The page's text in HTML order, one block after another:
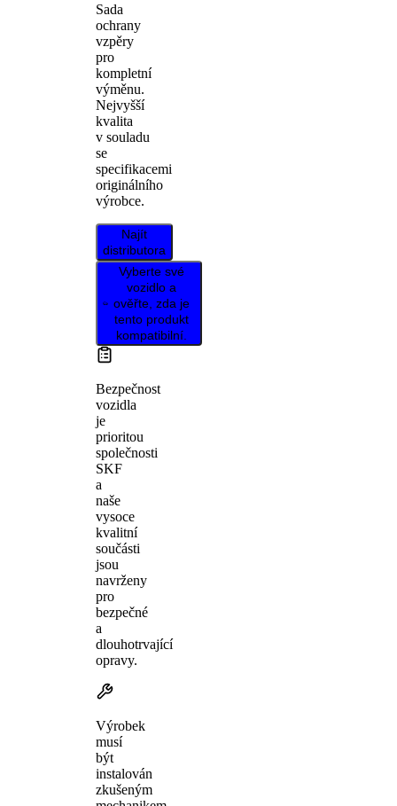
Sada
ochrany
vzpěry
pro
kompletní
výměnu.
Nejvyšší
kvalita
v souladu
se
specifikacemi
originálního
výrobce.
Najít
distributora
Vyberte své
vozidlo a
ověřte, zda je
tento produkt
kompatibilní.
Bezpečnost
vozidla
je
prioritou
společnosti
SKF
a
naše
vysoce
kvalitní
součásti
jsou
navrženy
pro
bezpečné
a
dlouhotrvající
opravy.
Výrobek
musí
být
instalován
zkušeným